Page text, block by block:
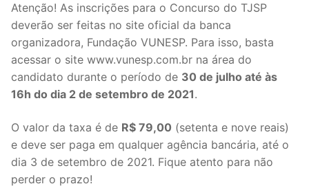
Atenção! As inscrições para o Concurso do TJSP
deverão ser feitas no site oficial da banca
organizadora, Fundação VUNESP. Para isso, basta
acessar o site www.vunesp.com.br na área do
candidato durante o período de 30 de julho até às
16h do dia 2 de setembro de 2021.
O valor da taxa é de R$ 79,00 (setenta e nove reais)
e deve ser paga em qualquer agência bancária, até o
dia 3 de setembro de 2021. Fique atento para não
perder o prazo!